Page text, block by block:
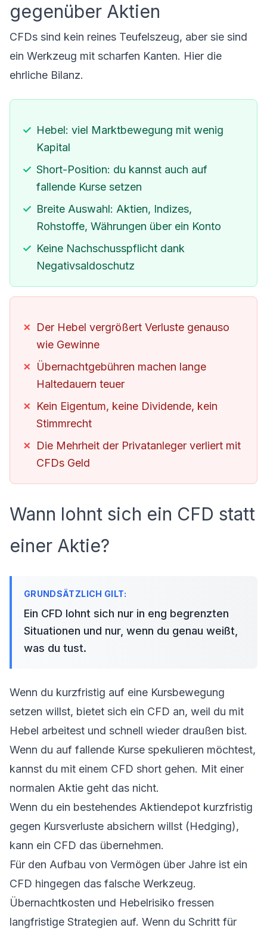
gegenüber Aktien
CFDs sind kein reines Teufelszeug, aber sie sind
ein Werkzeug mit scharfen Kanten. Hier die
ehrliche Bilanz.
Hebel: viel Marktbewegung mit wenig
Kapital
Short-Position: du kannst auch auf
fallende Kurse setzen
Breite Auswahl: Aktien, Indizes,
Rohstoffe, Währungen über ein Konto
Keine Nachschusspflicht dank
Negativsaldoschutz
Der Hebel vergrößert Verluste genauso
wie Gewinne
Übernachtgebühren machen lange
Haltedauern teuer
Kein Eigentum, keine Dividende, kein
Stimmrecht
Die Mehrheit der Privatanleger verliert mit
CFDs Geld
Wann lohnt sich ein CFD statt
einer Aktie?
Ein CFD lohnt sich nur in eng begrenzten
Situationen und nur, wenn du genau weißt,
was du tust.
Wenn du kurzfristig auf eine Kursbewegung
setzen willst, bietet sich ein CFD an, weil du mit
Hebel arbeitest und schnell wieder draußen bist.
Wenn du auf fallende Kurse spekulieren möchtest,
kannst du mit einem CFD short gehen. Mit einer
normalen Aktie geht das nicht.
Wenn du ein bestehendes Aktiendepot kurzfristig
gegen Kursverluste absichern willst (Hedging),
kann ein CFD das übernehmen.
Für den Aufbau von Vermögen über Jahre ist ein
CFD hingegen das falsche Werkzeug.
Übernachtkosten und Hebelrisiko fressen
langfristige Strategien auf. Wenn du Schritt für